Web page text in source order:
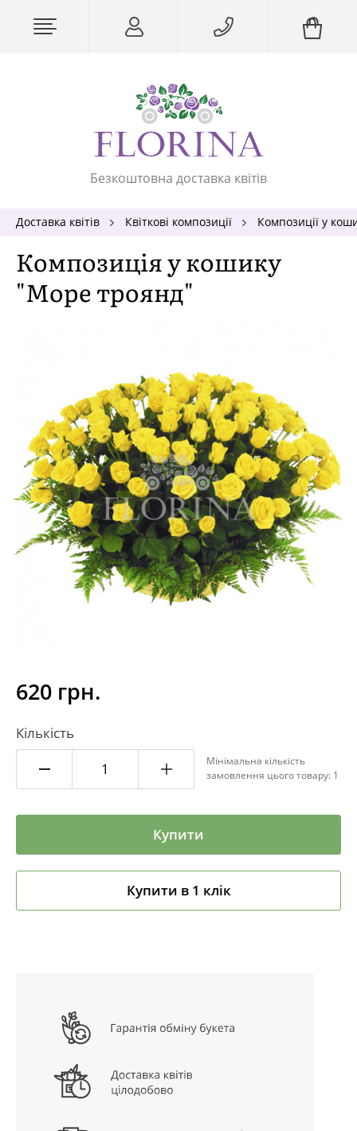
Безкоштовна доставка квітів
Доставка квітів Квіткові композиції Композиції у
Композиція у кошику
"Море троянд"
620 грн.
Кількість
Мінімальна кількість
замовлення цього товару: 1
Купити
Купити в 1 клік